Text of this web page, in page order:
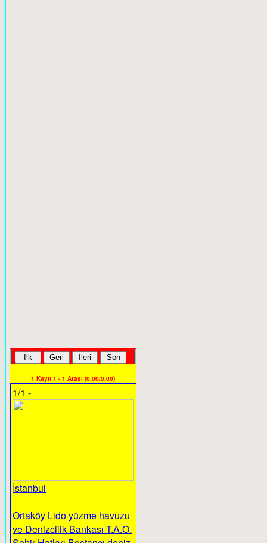
1 Kayıt 1 - 1 Arası (0.00/0.00)
1/1 -
İstanbul
Ortaköy Lido yüzme havuzu
ve Denizcilik Bankası T.A.O.